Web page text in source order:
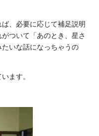
、必要に応じて補足説明
ついて「あのとき、星さ
いな話になっちゃうの
ます。